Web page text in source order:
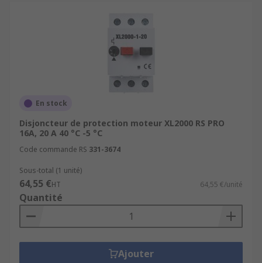
En stock
Disjoncteur de protection moteur XL2000 RS PRO
16A, 20 A 40 °C -5 °C
Code commande RS 331-3674
Sous-total (1 unité)
64,55 €HT 64,55 €/unité
Quantité
Ajouter